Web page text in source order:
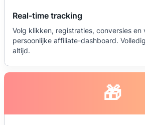
Real-time tracking
Volg klikken, registraties, conversies en
persoonlijke affiliate-dashboard.
altijd.
🎁